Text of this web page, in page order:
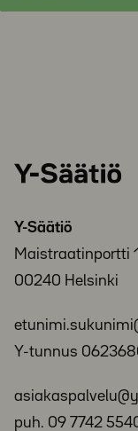
Y-
Y-Säätiö
Maistraatinportti 1
00240 Helsinki
Y-tunnus
puh. 09 7742